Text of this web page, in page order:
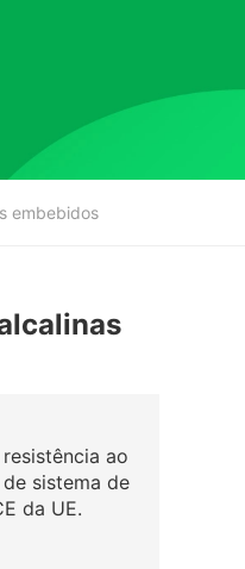
embebidos
ao
sistema de
da UE.